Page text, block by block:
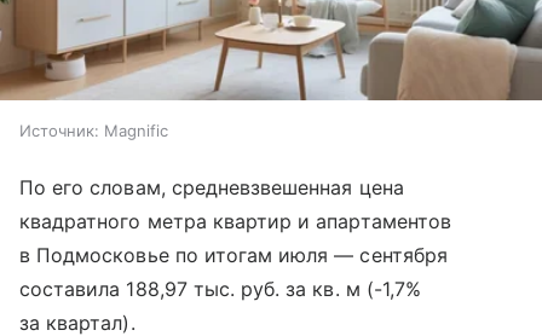
Источник: Magnific
По его словам, средневзвешенная цена
квадратного метра квартир и апартаментов
в Подмосковье по итогам июля — сентября
составила 188,97 тыс. руб. за кв. м (-1,7%
за квартал).